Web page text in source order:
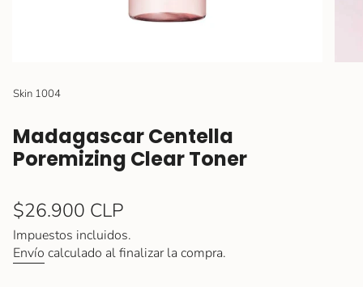
Skin 1004
Madagascar Centella
Poremizing Clear Toner
Precio
regular
$26.900 CLP
Impuestos incluidos.
Envío calculado al finalizar la compra.